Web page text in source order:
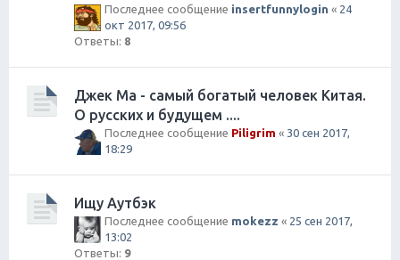
Последнее сообщение insertfunnylogin « 24
окт 2017, 09:56
Ответы: 8
Джек Ма - самый богатый человек Китая.
О русских и будущем ....
Последнее сообщение Piligrim « 30 сен 2017,
18:29
Ищу Аутбэк
Последнее сообщение mokezz « 25 сен 2017,
13:02
Ответы: 9